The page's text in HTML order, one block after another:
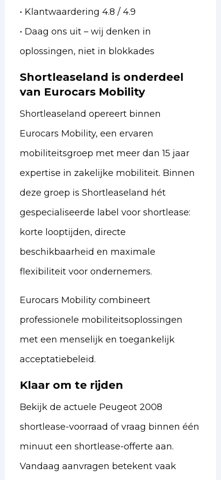
• Klantwaardering 4.8 / 4.9
• Daag ons uit – wij denken in
oplossingen, niet in blokkades
Shortleaseland is onderdeel
van Eurocars Mobility
Shortleaseland opereert binnen
Eurocars Mobility, een ervaren
mobiliteitsgroep met meer dan 15 jaar
expertise in zakelijke mobiliteit. Binnen
deze groep is Shortleaseland hét
gespecialiseerde label voor shortlease:
korte looptijden, directe
beschikbaarheid en maximale
flexibiliteit voor ondernemers.
Eurocars Mobility combineert
professionele mobiliteitsoplossingen
met een menselijk en toegankelijk
acceptatiebeleid.
Klaar om te rijden
Bekijk de actuele Peugeot 2008
shortlease-voorraad of vraag binnen één
minuut een shortlease-offerte aan.
Vandaag aanvragen betekent vaak